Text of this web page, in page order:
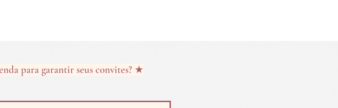
para garantir seus convites? ★